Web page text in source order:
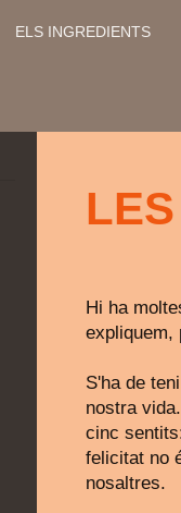
ELS INGREDIENTS
Hi ha
expliquem,
S'ha de
nostra
cinc
felicitat no
nosaltres.